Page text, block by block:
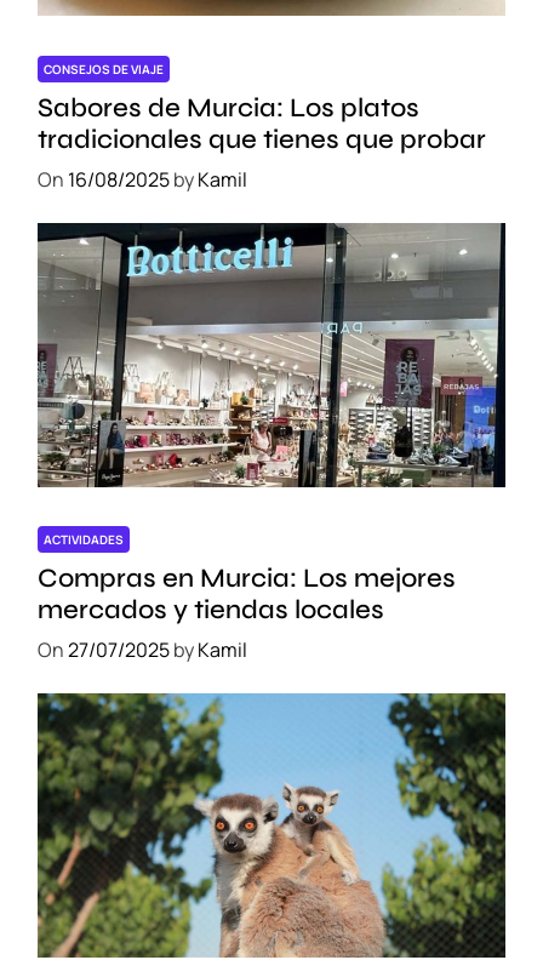
d
c
t
v
i
d
a
e
s
Ú
n
i
c
p
r
a
o
s
A
m
a
n
t
e
s
CONSEJOS DE VIAJE
Sabores de Murcia: Los platos
tradicionales que tienes que probar
On 16/08/2025byKamil
ACTIVIDADES
Compras en Murcia: Los mejores
mercados y tiendas locales
On27/07/2025byKamil